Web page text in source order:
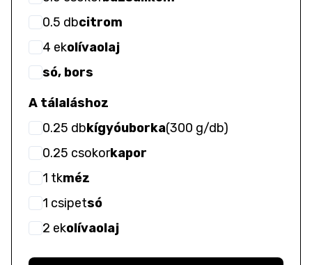
0.5 dbcitrom
4 ekolívaolaj
só, bors
A tálaláshoz
0.25 dbkígyóuborka(300 g/db)
0.25 csokorkapor
1 tkméz
1 csipetsó
2 ekolívaolaj